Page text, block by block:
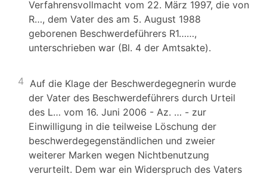
Verfahrensvollmacht vom 22. März 1997, die von
R…, dem Vater des am 5. August 1988
geborenen Beschwerdeführers R1……,
unterschrieben war (Bl. 4 der Amtsakte).
4 Auf die Klage der Beschwerdegegnerin wurde
der Vater des Beschwerdeführers durch Urteil
des L… vom 16. Juni 2006 - Az. … - zur
Einwilligung in die teilweise Löschung der
beschwerdegegenständlichen und zweier
weiterer Marken wegen Nichtbenutzung
verurteilt. Dem war ein Widerspruch des Vaters